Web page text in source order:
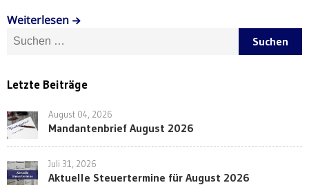
Weiterlesen
Suche nach:
Letzte Beiträge
August 04, 2026
Mandantenbrief August 2026
Juli 31, 2026
Aktuelle Steuertermine für August 2026